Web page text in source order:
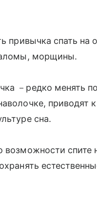
привычка спать на
морщины.
－редко менять
сна.
спите